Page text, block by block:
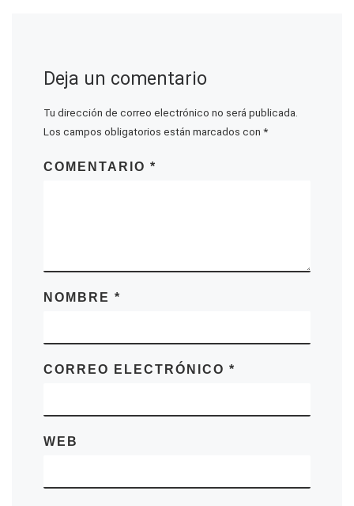
Deja un comentario
Tu dirección de correo electrónico no será publicada.
Los campos obligatorios están marcados con *
COMENTARIO *
NOMBRE *
CORREO ELECTRÓNICO *
WEB